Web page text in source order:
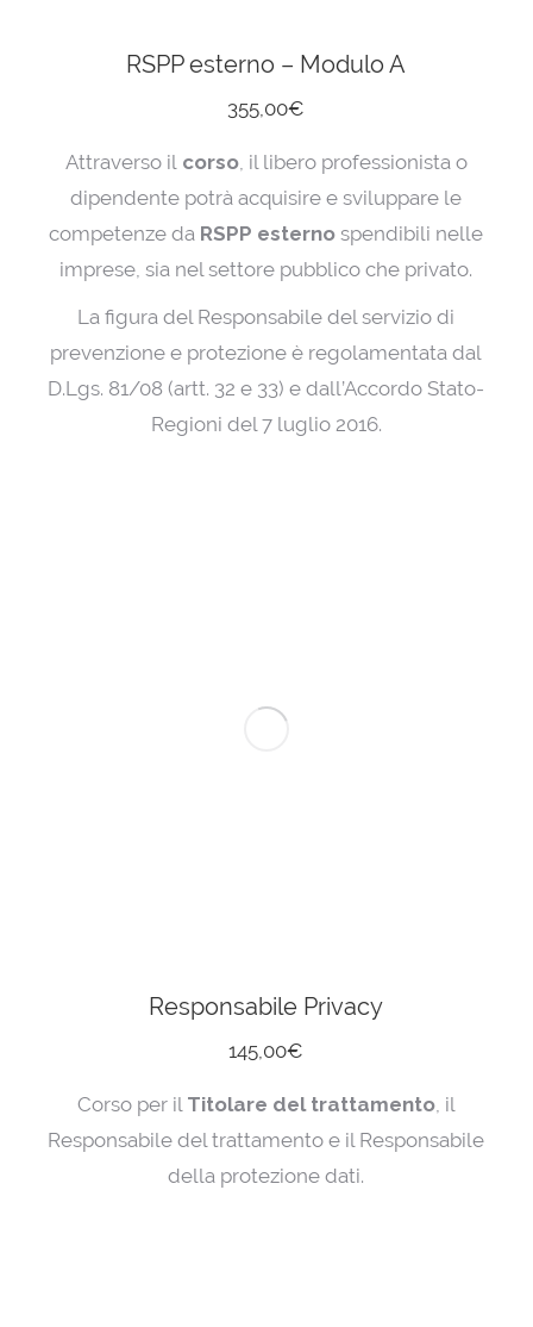
RSPP esterno – Modulo A
355,00€
Attraverso il corso, il libero professionista o
dipendente potrà acquisire e sviluppare le
competenze da RSPP esterno spendibili nelle
imprese, sia nel settore pubblico che privato.
La figura del Responsabile del servizio di
prevenzione e protezione è regolamentata dal
D.Lgs. 81/08 (artt. 32 e 33) e dall’Accordo Stato-
Regioni del 7 luglio 2016.
Responsabile Privacy
145,00€
Corso per il Titolare del trattamento, il
Responsabile del trattamento e il Responsabile
della protezione dati.